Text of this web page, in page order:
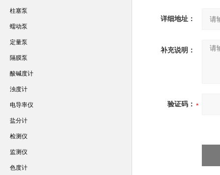
详细地址：
补充说明：
验证码：
柱塞泵
蠕动泵
定量泵
隔膜泵
酸碱度计
浊度计
电导率仪
盐分计
检测仪
监测仪
色度计